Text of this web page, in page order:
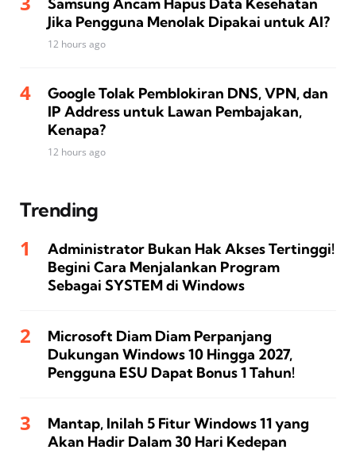
Jika Pengguna Menolak Dipakai untuk AI?
12 hours ago
Google Tolak Pemblokiran DNS, VPN, dan
IP Address untuk Lawan Pembajakan,
Kenapa?
12 hours ago
Trending
Administrator Bukan Hak Akses Tertinggi!
Begini Cara Menjalankan Program
Sebagai SYSTEM di Windows
Microsoft Diam Diam Perpanjang
Dukungan Windows 10 Hingga 2027,
Pengguna ESU Dapat Bonus 1 Tahun!
Mantap, Inilah 5 Fitur Windows 11 yang
Akan Hadir Dalam 30 Hari Kedepan